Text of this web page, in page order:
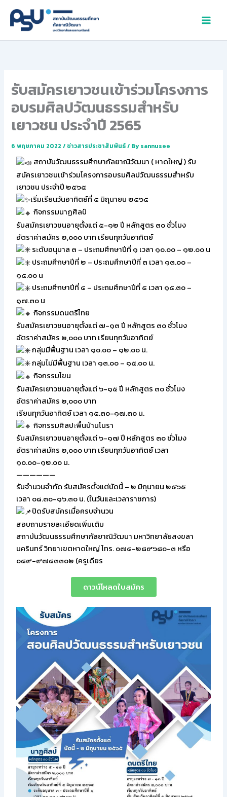
content
รับสมัครเยาวชนเข้าร่วมโครงการ
อบรมศิลปวัฒนธรรมสำหรับ
เยาวชน ประจำปี 2565
6 พฤษภาคม 2022/ ข่าวสารประชาสัมพันธ์/ Bysannusee
สถาบันวัฒนธรรมศึกษากัลยาณิวัฒนา ( หาดใหญ่ ) รับ
สมัครเยาวชนเข้าร่วมโครงการอบรมศิลปวัฒนธรรมสำหรับ
เยาวชน ประจำปี ๒๕๖๕
เริ่มเรียนวันอาทิตย์ที่ ๕ มิถุนายน ๒๕๖๕
กิจกรรมนาฏศิลป์
รับสมัครเยาวชนอายุตั้งแต่ ๕-๑๒ ปี หลักสูตร ๓๐ ชั่วโมง
อัตราค่าสมัคร ๒,๐๐๐ บาท เรียนทุกวันอาทิตย์
ระดับอนุบาล ๓ – ประถมศึกษาปีที่ ๑ เวลา ๑๐.๐๐ – ๑๒.๐๐ น
ประถมศึกษาปีที่ ๒ – ประถมศึกษาปีที่ ๓ เวลา ๑๓.๐๐ –
๑๕.๐๐ น
ประถมศึกษาปีที่ ๔ – ประถมศึกษาปีที่ ๕ เวลา ๑๕.๓๐ –
๑๗.๓๐ น
กิจกรรมดนตรีไทย
รับสมัครเยาวชนอายุตั้งแต่ ๗-๑๓ ปี หลักสูตร ๓๐ ชั่วโมง
อัตราค่าสมัคร ๒,๐๐๐ บาท เรียนทุกวันอาทิตย์
กลุ่มมีพื้นฐาน เวลา ๑๐.๐๐ – ๑๒.๐๐ น.
กลุ่มไม่มีพื้นฐาน เวลา ๑๓.๐๐ – ๑๕.๐๐ น.
กิจกรรมโขน
รับสมัครเยาวชนอายุตั้งแต่ ๖-๑๕ ปี หลักสูตร ๓๐ ชั่วโมง
อัตราค่าสมัคร ๒,๐๐๐ บาท
เรียนทุกวันอาทิตย์ เวลา ๑๕.๓๐-๑๗.๓๐ น.
กิจกรรมศิลปะพื้นบ้านโนรา
รับสมัครเยาวชนอายุตั้งแต่ ๖-๑๗ ปี หลักสูตร ๓๐ ชั่วโมง
อัตราค่าสมัคร ๒,๐๐๐ บาท เรียนทุกวันอาทิตย์ เวลา
๑๐.๐๐-๑๒.๐๐ น.
——————
รับจำนวนจำกัด รับสมัครตั้งแต่บัดนี้ – ๒ มิถุนายน ๒๕๖๕
เวลา ๐๘.๓๐-๑๖.๓๐ น. (ในวันและเวลาราชการ)
ปิดรับสมัครเมื่อครบจำนวน
สอบถามรายละเอียดเพิ่มเติม
สถาบันวัฒนธรรมศึกษากัลยาณิวัฒนา มหาวิทยาลัยสงขลา
นครินทร์ วิทยาเขตหาดใหญ่ โทร. ๐๗๔-๒๘๙๖๘๐-๓ หรือ
๐๘๙-๙๗๘๓๓๐๒ (ครูเดียร
ดาวน์โหลดใบสมัคร